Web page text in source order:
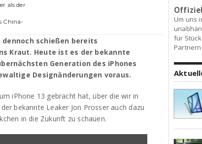
als der
China-
schießen bereits
Kraut. Heute ist es der bekannte
Generation des iPhones
Designänderungen voraus.
iPhone 13 gebracht hat, über die wir in
bekannte Leaker Jon Prosser auch dazu
in die Zukunft zu schauen.
Um uns
für